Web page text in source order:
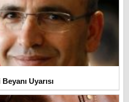
Uyarısı